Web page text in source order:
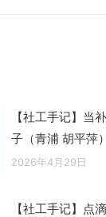
的
【社工手记】当
子（青浦 胡平萍）
2026年4月29日
【社工手记】点